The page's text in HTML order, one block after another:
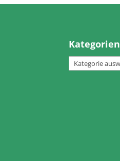
Kategorien
Kategorien